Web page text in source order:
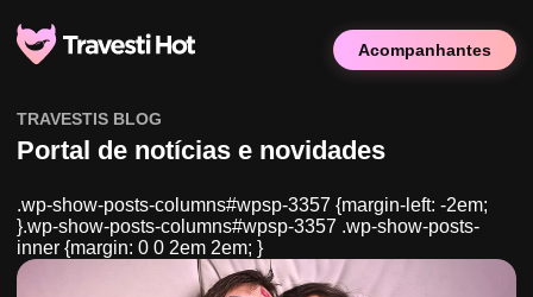
Acompanhantes
TRAVESTIS BLOG
Portal de notícias e novidades
.wp-show-posts-columns#wpsp-3357 {margin-left: -2em;
}.wp-show-posts-columns#wpsp-3357 .wp-show-posts-
inner {margin: 0 0 2em 2em; }